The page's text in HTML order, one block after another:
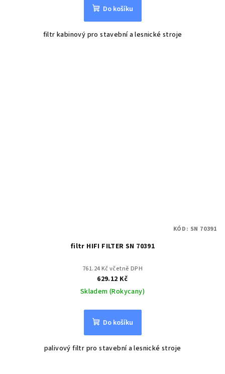
Do košíku
filtr kabinový pro stavební a lesnické stroje
filtr HIFI FILTER SN 70391
761.24 Kč včetně DPH
629.12 Kč
Skladem (Rokycany)
Do košíku
palivový filtr pro stavební a lesnické stroje
KÓD: SN 70391